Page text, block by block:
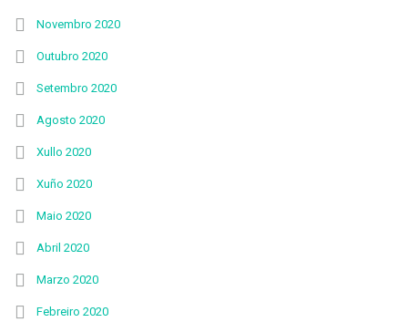
Novembro 2020
Outubro 2020
Setembro 2020
Agosto 2020
Xullo 2020
Xuño 2020
Maio 2020
Abril 2020
Marzo 2020
Febreiro 2020